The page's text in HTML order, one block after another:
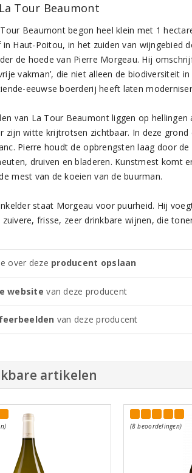
Tour Beaumont
Beaumont begon heel klein met 1
Haut-Poitou, in het zuiden van wijngebied
de hoede van Pierre Morgeau. Hij
vakman’, die niet alleen de biodiversiteit
eeuwse boerderij heeft laten
van La Tour Beaumont liggen op
zijn witte krijtrotsen zichtbaar. In deze
Pierre houdt de opbrengsten laag door
druiven en bladeren. Kunstmest komt
mest van de koeien van de buurman.
staat Morgeau voor puurheid. Hij
frisse, zeer drinkbare wijnen, die
over deze producent opslaan
website van deze producent
van deze producent
artikelen
(8 beoordelingen)